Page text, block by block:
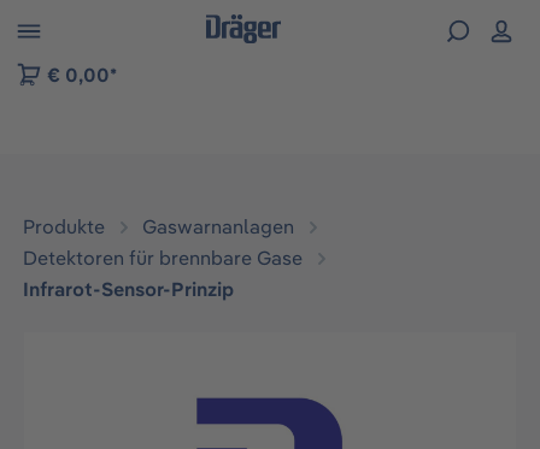
der B2B-Plattform springen
€ 0,00*
Produkte
Gaswarnanlagen
Detektoren für brennbare Gase
Infrarot-Sensor-Prinzip
Bildergalerie überspringen